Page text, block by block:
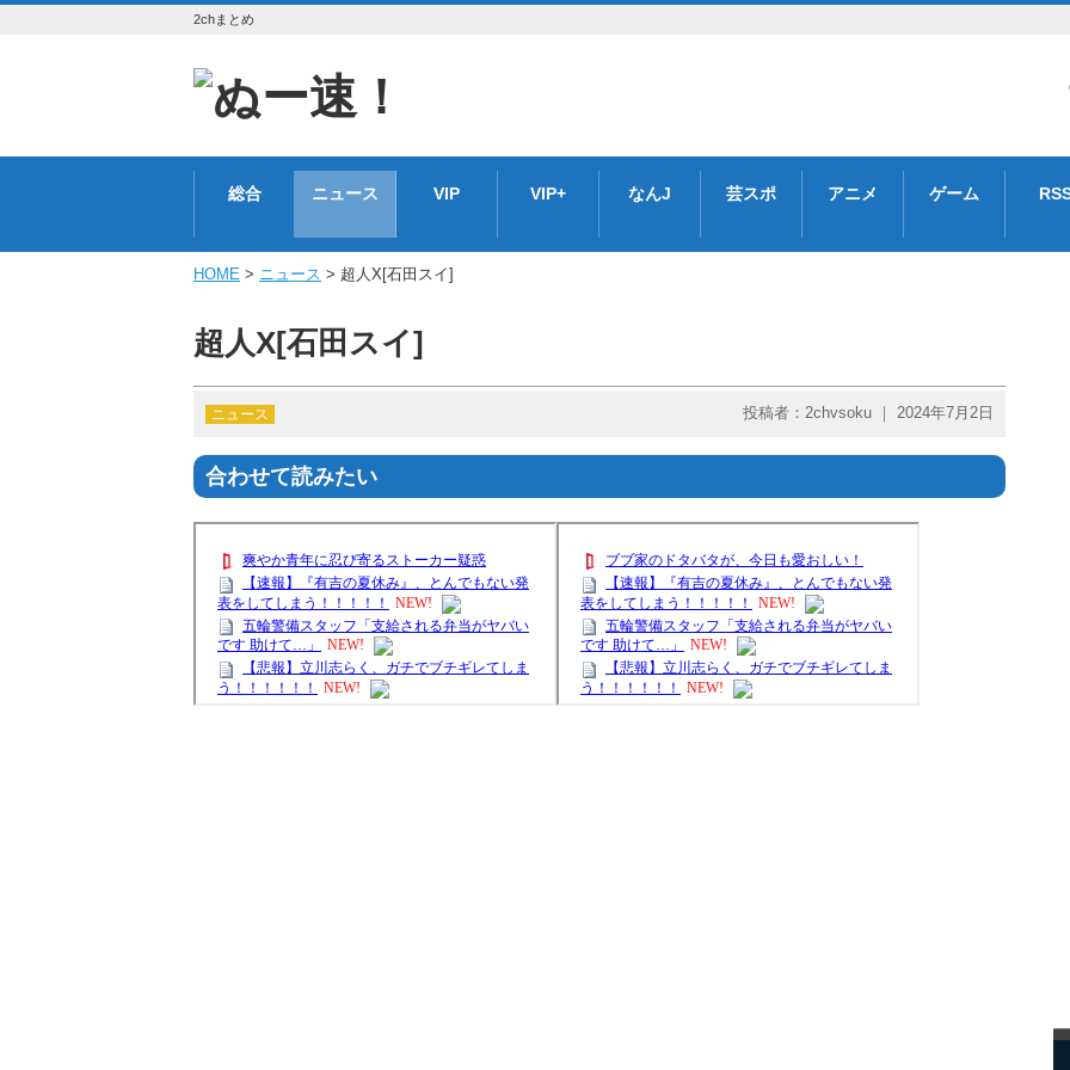
2chまとめ
総合 ニュース VIP VIP+ なんJ 芸スポ アニメ ゲーム
HOME > ニュース > 超人X[石田スイ]
超人X[石田スイ]
ニュース 投稿者：2chvsoku ｜ 2024年7月2日
合わせて読みたい